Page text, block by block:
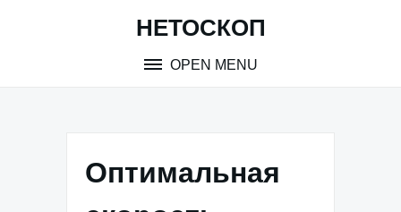
НЕТОСКОП
OPEN MENU
Оптимальная